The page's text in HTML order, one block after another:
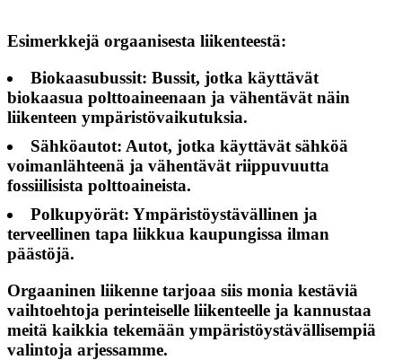
Esimerkkejä orgaanisesta liikenteestä:
Biokaasubussit: Bussit, jotka käyttävät
biokaasua polttoaineenaan ja vähentävät näin
liikenteen ympäristövaikutuksia.
Sähköautot: Autot, jotka käyttävät sähköä
voimanlähteenä ja vähentävät riippuvuutta
fossiilisista polttoaineista.
Polkupyörät: Ympäristöystävällinen ja
terveellinen tapa liikkua kaupungissa ilman
päästöjä.
Orgaaninen liikenne tarjoaa siis monia kestäviä
vaihtoehtoja perinteiselle liikenteelle ja kannustaa
meitä kaikkia tekemään ympäristöystävällisempiä
valintoja arjessamme.